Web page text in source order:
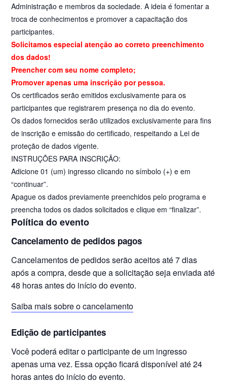
Administração e membros da sociedade. A ideia é fomentar a
troca de conhecimentos e promover a capacitação dos
participantes.
Solicitamos especial atenção ao correto preenchimento
dos dados!
Preencher com seu nome completo;
Promover apenas uma inscrição por pessoa.
Os certificados serão emitidos exclusivamente para os
participantes que registrarem presença no dia do evento.
Os dados fornecidos serão utilizados exclusivamente para fins
de inscrição e emissão do certificado, respeitando a Lei de
proteção de dados vigente.
INSTRUÇÕES PARA INSCRIÇÃO:
Adicione 01 (um) ingresso clicando no símbolo (+) e em
“continuar”.
Apague os dados previamente preenchidos pelo programa e
preencha todos os dados solicitados e clique em “finalizar”.
Política do evento
Cancelamento de pedidos pagos
Cancelamentos de pedidos serão aceitos até 7 dias
após a compra, desde que a solicitação seja enviada até
48 horas antes do início do evento.
Saiba mais sobre o cancelamento
Edição de participantes
Você poderá editar o participante de um ingresso
apenas uma vez. Essa opção ficará disponível até 24
horas antes do início do evento.